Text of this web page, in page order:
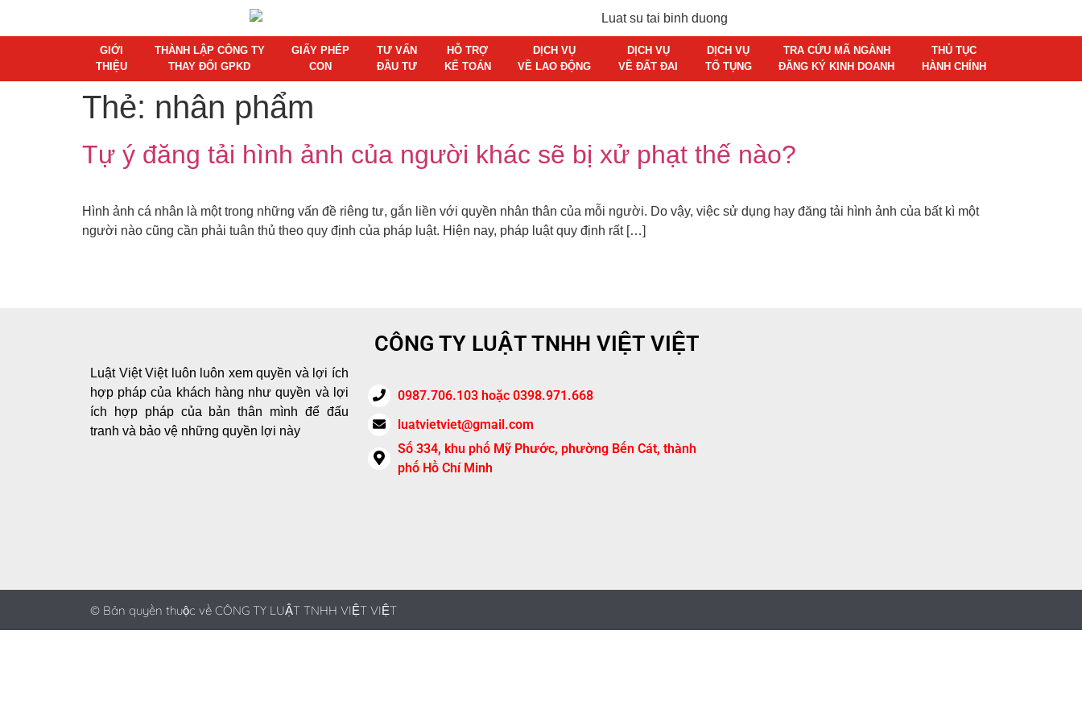
GIỚI
THIỆU
THÀNH LẬP CÔNG TY
THAY ĐỔI GPKD
GIẤY PHÉP
CON
TƯ VẤN
ĐẦU TƯ
HỖ TRỢ
KẾ TOÁN
DỊCH VỤ
VỀ LAO ĐỘNG
DỊCH VỤ
VỀ ĐẤT ĐAI
DỊCH VỤ
TỐ TỤNG
TRA CỨU MÃ NGÀNH
ĐĂNG KÝ KINH DOANH
THỦ TỤC
HÀNH CHÍNH
Thẻ: nhân phẩm
Tự ý đăng tải hình ảnh của người khác sẽ bị xử phạt thế nào?
Hình ảnh cá nhân là một trong những vấn đề riêng tư, gắn liền với quyền nhân thân của mỗi người. Do vậy, việc sử dụng hay đăng tải hình ảnh của bất kì một
người nào cũng cần phải tuân thủ theo quy định của pháp luật. Hiện nay, pháp luật quy định rất […]
Luật Việt Việt luôn luôn xem quyền và lợi ích
hợp pháp của khách hàng như quyền và lợi
ích hợp pháp của bản thân mình để đấu
tranh và bảo vệ những quyền lợi này
CÔNG TY LUẬT TNHH VIỆT VIỆT
0987.706.103 hoặc 0398.971.668
luatvietviet@gmail.com
Số 334, khu phố Mỹ Phước, phường Bến Cát, thành
phố Hồ Chí Minh
© Bản quyền thuộc về CÔNG TY LUẬT TNHH VIỆT VIỆT